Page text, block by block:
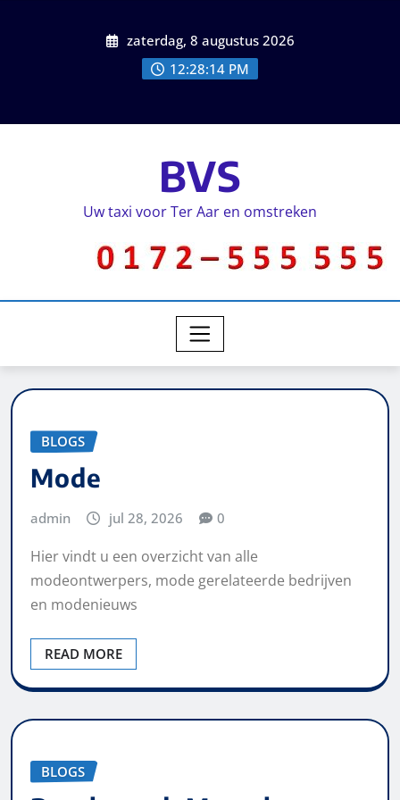
zaterdag, 8 augustus 2026
12:28:14 PM
BVS
Uw taxi voor Ter Aar en omstreken
BLOGS
Mode
admin jul 28, 2026 0
Hier vindt u een overzicht van alle
modeontwerpers, mode gerelateerde bedrijven
en modenieuws
READ MORE
BLOGS